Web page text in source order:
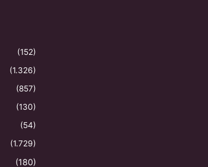
(152)
(1.326)
(857)
(130)
(54)
(1.729)
(180)